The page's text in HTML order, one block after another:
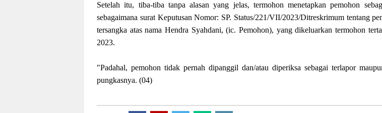
Setelah itu, tiba-tiba tanpa alasan yang jelas, termohon menetapkan pemohon
sebagaimana surat Keputusan Nomor: SP. Status/221/VII/2023/Ditreskrimum tentang
tersangka atas nama Hendra Syahdani, (ic. Pemohon), yang dikeluarkan termohon
2023.
"Padahal, pemohon tidak pernah dipanggil dan/atau diperiksa sebagai terlapor
pungkasnya. (04)